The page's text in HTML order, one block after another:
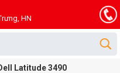
HN
Latitude 3490